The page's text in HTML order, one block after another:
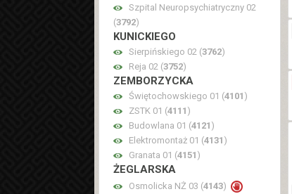
Szpital Neuropsychiatryczny 02
(3792)
KUNICKIEGO
Sierpińskiego 02 (3762)
Reja 02 (3752)
ZEMBORZYCKA
Świętochowskiego 01 (4101 )
ZSTK 01 (4111 )
Budowlana 01 (4121 )
Elektromontaż 01 (4131 )
Granata 01 (4151 )
ŻEGLARSKA
Osmolicka NŻ 03 (4143)